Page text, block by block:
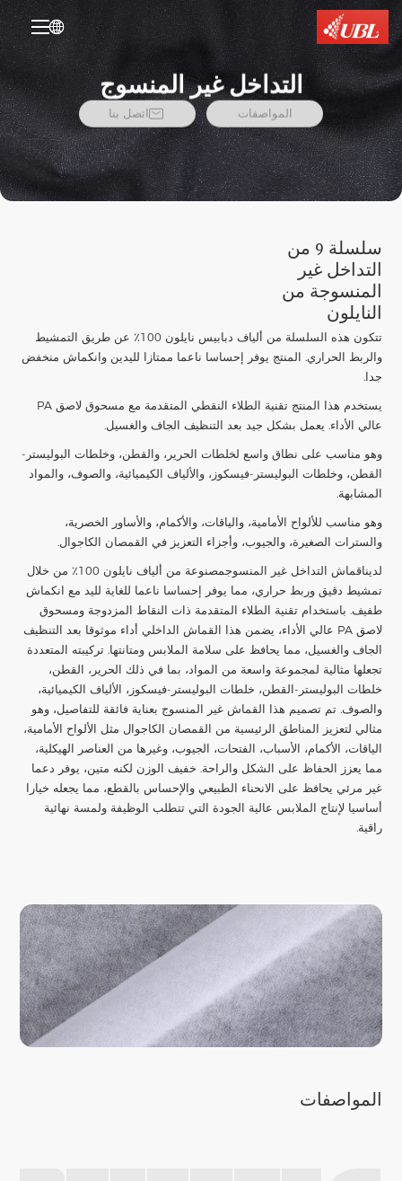

التداخل غير المنسوج
المواصفات  اتصل بنا
سلسلة 9 من
التداخل غير
المنسوجة من
النايلون
تتكون هذه السلسلة من ألياف دبابيس نايلون 100٪ عن طريق التمشيط
والربط الحراري. المنتج يوفر إحساسا ناعما ممتازا لليدين وانكماش منخفض
جدا.
يستخدم هذا المنتج تقنية الطلاء النقطي المتقدمة مع مسحوق لاصق PA
عالي الأداء. يعمل بشكل جيد بعد التنظيف الجاف والغسيل.
وهو مناسب على نطاق واسع لخلطات الحرير، والقطن، وخلطات البوليستر-
القطن، وخلطات البوليستر-فيسكوز، والألياف الكيميائية، والصوف، والمواد
المشابهة.
وهو مناسب للألواح الأمامية، والياقات، والأكمام، والأساور الخصرية،
والسترات الصغيرة، والجيوب، وأجزاء التعزيز في القمصان الكاجوال.
لديناقماش التداخل غير المنسوج
مصنوعة من ألياف نايلون 100٪ من خلال
تمشيط دقيق وربط حراري، مما يوفر إحساسا ناعما للغاية لليد مع انكماش
طفيف. باستخدام تقنية الطلاء المتقدمة ذات النقاط المزدوجة ومسحوق
لاصق PA عالي الأداء، يضمن هذا القماش الداخلي أداء موثوقا بعد التنظيف
الجاف والغسيل، مما يحافظ على سلامة الملابس ومتانتها. تركيبته المتعددة
تجعلها مثالية لمجموعة واسعة من المواد، بما في ذلك الحرير، القطن،
خلطات البوليستر-القطن، خلطات البوليستر-فيسكوز، الألياف الكيميائية،
والصوف. تم تصميم هذا القماش غير المنسوج بعناية فائقة للتفاصيل، وهو
مثالي لتعزيز المناطق الرئيسية من القمصان الكاجوال مثل الألواح الأمامية،
الياقات، الأكمام، الأسباب، الفتحات، الجيوب، وغيرها من العناصر الهيكلية،
مما يعزز الحفاظ على الشكل والراحة. خفيف الوزن لكنه متين، يوفر دعما
غير مرئي يحافظ على الانحناء الطبيعي والإحساس بالقطع، مما يجعله خيارا
أساسيا لإنتاج الملابس عالية الجودة التي تتطلب الوظيفة ولمسة نهائية
راقية.
المواصفات